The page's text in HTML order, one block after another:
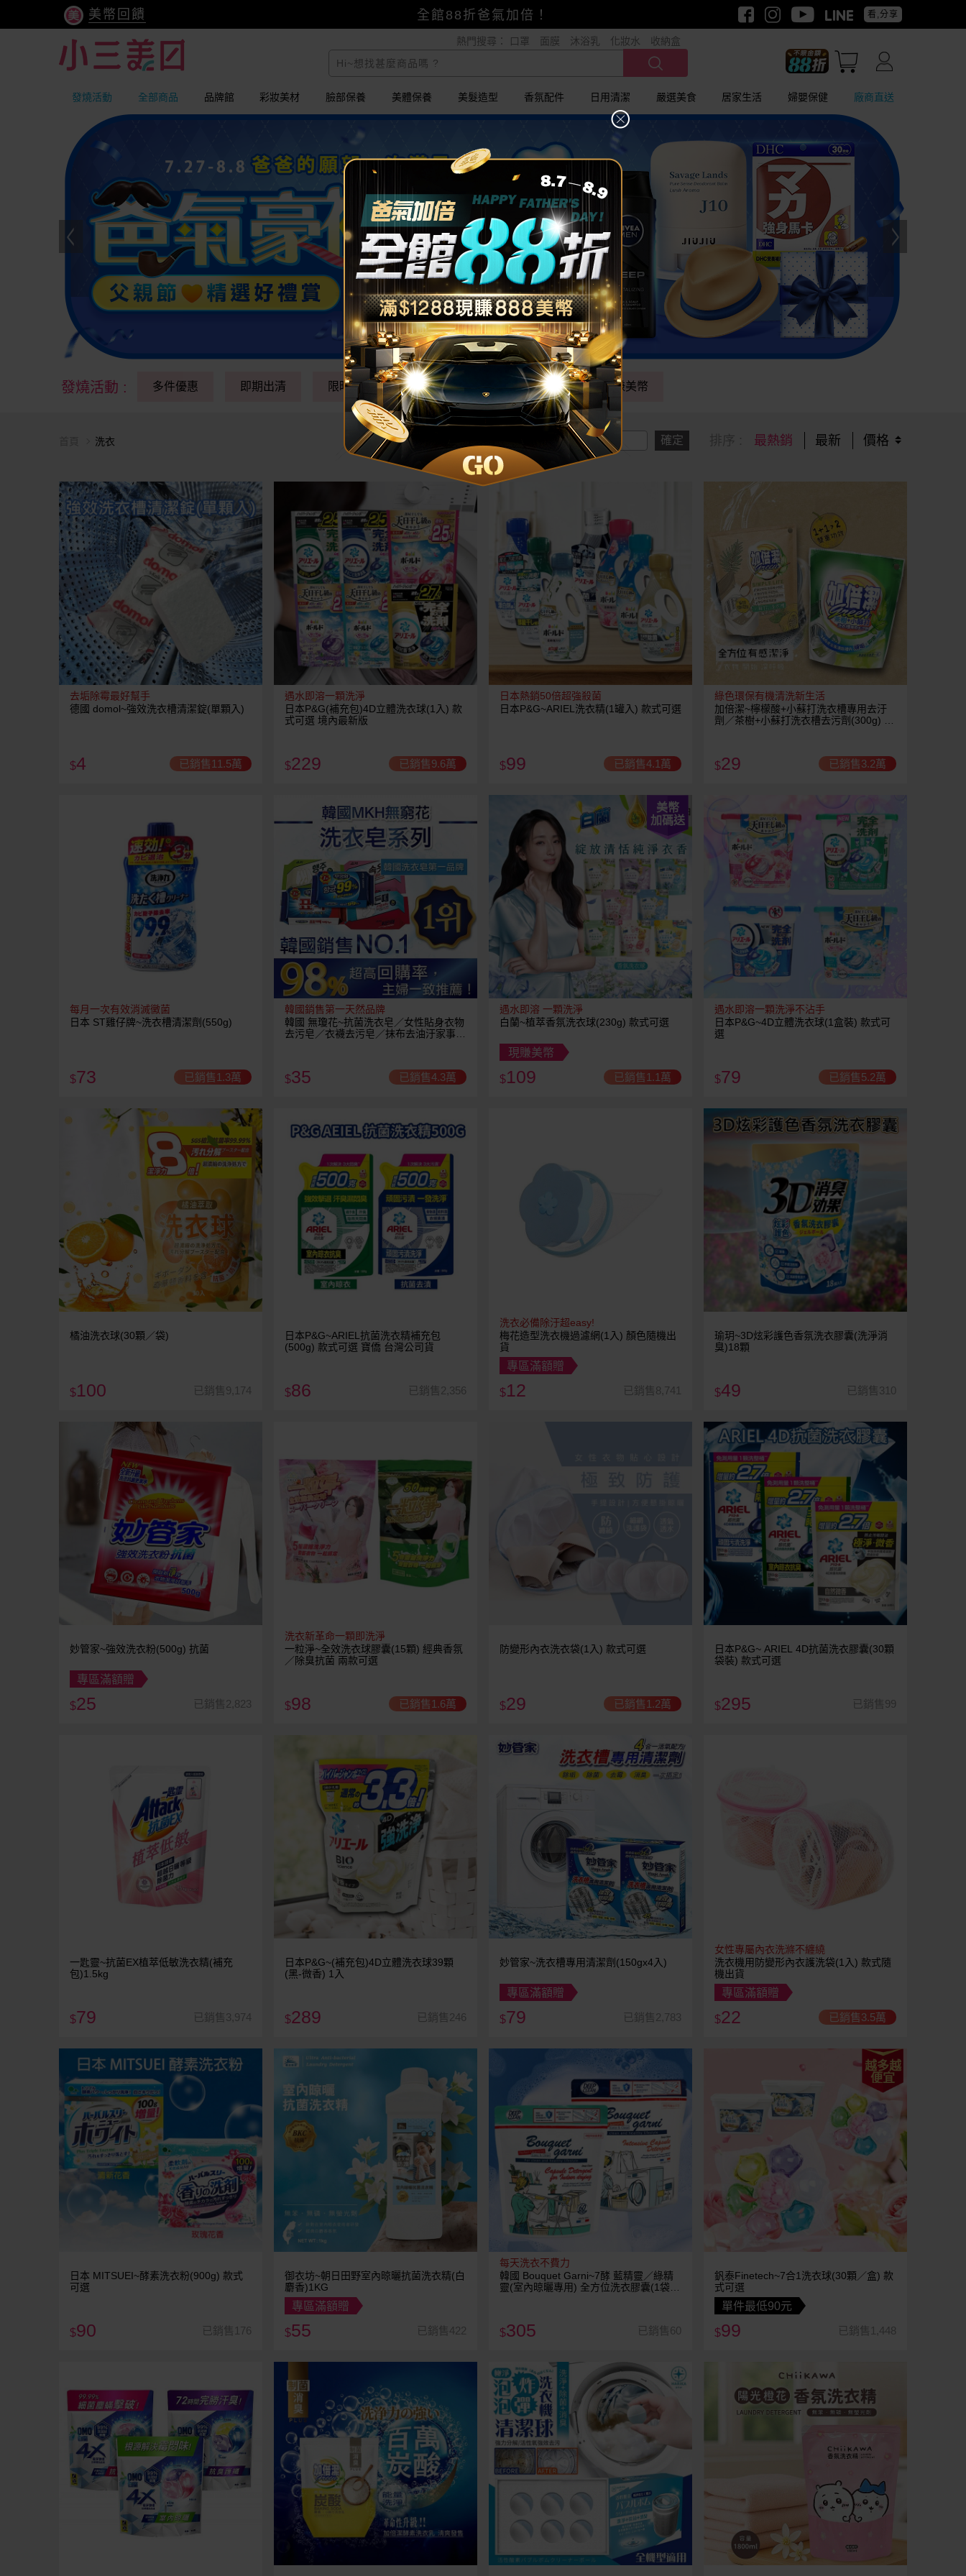
美幣回饋
賺美幣~換好禮~立即換GO~
小三美日x全支付~美幣+全點折上折超划算
全館88折爸氣加倍！
看,分享
熱門搜尋： 口罩 面膜 沐浴乳 化妝水 收納盒
發燒活動 全部商品 品牌館 彩妝美材 臉部保養 美體保養 美髮造型 香氛配件 日用清潔 嚴選美食 居家生活 婦嬰保健 廠商直送
發燒活動 : 多件優惠 即期出清 限時下殺 破盤特殺 專區滿額贈 現賺美幣
最熱銷 最新 價格
確定
洗衣
去垢除霉最好幫手
德國 domol~強效洗衣槽清潔錠(單顆入)
$4 已銷售11.5萬
遇水即溶一顆洗淨
日本P&G(補充包)4D立體洗衣球(1入) 款
式可選 境內最新版
$229 已銷售9.6萬
日本熱銷50倍超強殺菌
日本P&G~ARIEL洗衣精(1罐入) 款式可選
$99 已銷售4.1萬
綠色環保有機清洗新生活
加倍潔~檸檬酸+小蘇打洗衣槽專用去汙
劑／茶樹+小蘇打洗衣槽去污劑(300g) 款
$29 已銷售3.2萬
每月一次有效消滅黴菌
日本 ST雞仔牌~洗衣槽清潔劑(550g)
$73 已銷售1.3萬
韓國銷售第一天然品牌
韓國 無瓊花~抗菌洗衣皂／女性貼身衣物
去污皂／衣襪去污皂／抹布去油汙家事皂
$35 已銷售4.3萬
美幣
加碼送
遇水即溶 一顆洗淨
白蘭~植萃香氛洗衣球(230g) 款式可選
現賺美幣
$109 已銷售1.1萬
遇水即溶一顆洗淨不沾手
日本P&G~4D立體洗衣球(1盒裝) 款式可
選
$79 已銷售5.2萬
橘油洗衣球(30顆／袋)
$100 已銷售9,174
日本P&G~ARIEL抗菌洗衣精補充包
(500g) 款式可選 寶僑 台灣公司貨
$86 已銷售2,356
洗衣必備除汙超easy!
梅花造型洗衣機過濾網(1入) 顏色隨機出
貨
專區滿額贈
$12 已銷售8,741
瑜玥~3D炫彩護色香氛洗衣膠囊(洗淨消
臭)18顆
$49 已銷售310
妙管家~強效洗衣粉(500g) 抗菌
專區滿額贈
$25 已銷售2,823
洗衣新革命一顆即洗淨
一粒淨~全效洗衣球膠囊(15顆) 經典香氛
／除臭抗菌 兩款可選
$98 已銷售1.6萬
防變形內衣洗衣袋(1入) 款式可選
$29 已銷售1.2萬
日本P&G~ ARIEL 4D抗菌洗衣膠囊(30顆
袋裝) 款式可選
$295 已銷售99
一匙靈~抗菌EX植萃低敏洗衣精(補充
包)1.5kg
$79 已銷售3,974
日本P&G~(補充包)4D立體洗衣球39顆
(黑-微香) 1入
$289 已銷售246
妙管家~洗衣槽專用清潔劑(150gx4入)
專區滿額贈
$79 已銷售2,783
女性專屬內衣洗滌不纏繞
洗衣機用防變形內衣護洗袋(1入) 款式隨
機出貨
專區滿額贈
$22 已銷售3.5萬
日本 MITSUEI~酵素洗衣粉(900g) 款式
可選
$90 已銷售176
御衣坊~朝日田野室內晾曬抗菌洗衣精(白
麝香)1KG
專區滿額贈
$55 已銷售422
每天洗衣不費力
韓國 Bouquet Garni~7酵 藍精靈／綠精
靈(室內晾曬專用) 全方位洗衣膠囊(1袋
$305 已銷售60
越多越
便宜
釩泰Finetech~7合1洗衣球(30顆／盒) 款
式可選
單件最低90元
$99 已銷售1,448